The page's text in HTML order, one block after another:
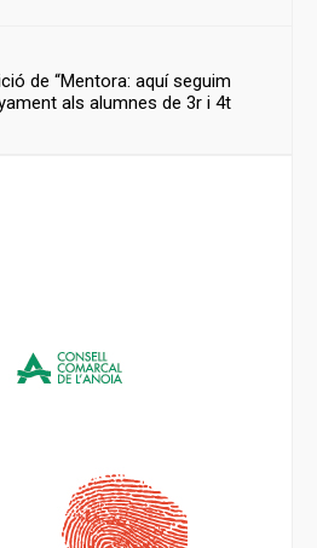
de “Mentora: aquí seguim
als alumnes de 3r i 4t